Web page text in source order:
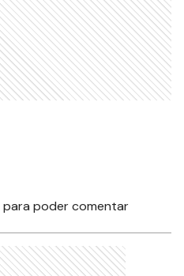
para poder comentar